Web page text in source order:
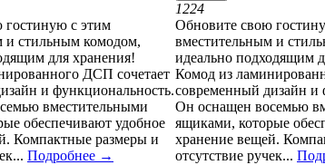
с этим
и стильным комодом,
для хранения!
ДСП сочетает
и функциональность.
вместительными
обеспечивают удобное
Компактные размеры и
Подробнее →
1224
Обновите свою
вместительным и
идеально подходящим
Комод из
современный дизайн и
Он оснащен восемью
ящиками, которые
хранение вещей.
отсутствие ручек...